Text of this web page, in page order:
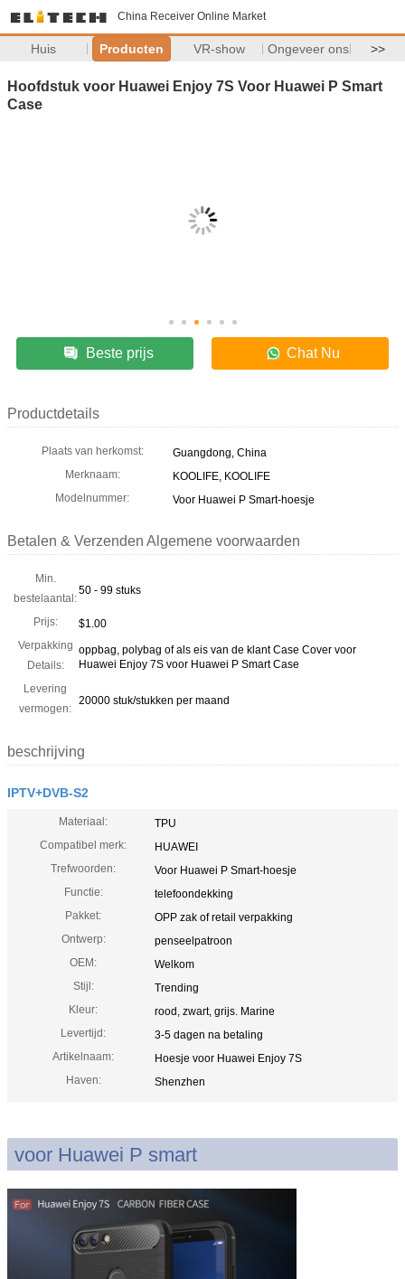
China Receiver Online Market
Huis Producten VR-show Ongeveer ons >>
Hoofdstuk voor Huawei Enjoy 7S Voor Huawei P Smart
Case
Beste prijs Chat Nu
Productdetails
Plaats van herkomst:
Guangdong, China
Merknaam:
KOOLIFE, KOOLIFE
Modelnummer:
Voor Huawei P Smart-hoesje
Betalen & Verzenden Algemene voorwaarden
Min.
bestelaantal:
50 - 99 stuks
Prijs:
$1.00
Verpakking
Details:
oppbag, polybag of als eis van de klant Case Cover voor
Huawei Enjoy 7S voor Huawei P Smart Case
Levering
vermogen:
20000 stuk/stukken per maand
beschrijving
IPTV+DVB-S2
Materiaal:
TPU
Compatibel merk:
HUAWEI
Trefwoorden:
Voor Huawei P Smart-hoesje
Functie:
telefoondekking
Pakket:
OPP zak of retail verpakking
Ontwerp:
penseelpatroon
OEM:
Welkom
Stijl:
Trending
Kleur:
rood, zwart, grijs. Marine
Levertijd:
3-5 dagen na betaling
Artikelnaam:
Hoesje voor Huawei Enjoy 7S
Haven:
Shenzhen
voor Huawei P smart